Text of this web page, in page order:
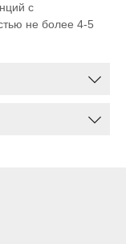
с
не более 4-5